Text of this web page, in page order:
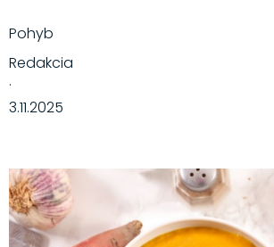
Pohyb
Redakcia
·
3.11.2025